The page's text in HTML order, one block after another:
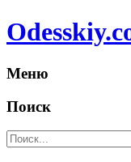
Меню
Поиск